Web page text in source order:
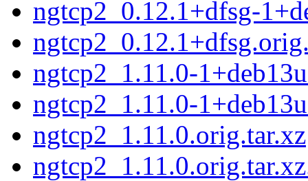
ngtcp2_0.12.1+dfsg-
ngtcp2_1.11.0-
ngtcp2_1.11.0-
ngtcp2_1.11.0.orig.tar.xz